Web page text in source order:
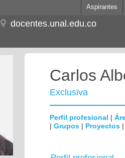
Aspirantes
docentes.unal.edu.co
Carlos
Exclusiva
Perfil profesional |
| Grupos | Proyectos